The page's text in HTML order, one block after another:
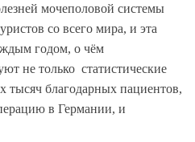
мочеполовой системы
со всего мира, и эта
годом, о чём
не только статистические
благодарных пациентов,
в Германии, и